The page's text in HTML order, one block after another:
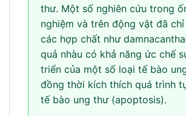
thư. Một số nghiên cứu trong
nghiệm và trên động vật đã
các hợp chất như
quả nhàu có khả năng ức chế
triển của một số loại tế bào
đồng thời kích thích quá trình
tế bào ung thư (apoptosis).